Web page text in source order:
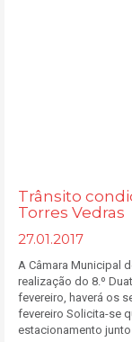
Trânsito
Torres Vedras
27.01.2017
A Câmara Municipal
realização do 8.º
fevereiro, haverá os
fevereiro Solicita-se
estacionamento junto